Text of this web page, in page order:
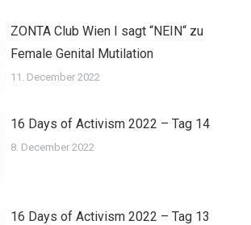
ZONTA Club Wien I sagt “NEIN“ zu
Female Genital Mutilation
11. December 2022
16 Days of Activism 2022 – Tag 14
8. December 2022
16 Days of Activism 2022 – Tag 13